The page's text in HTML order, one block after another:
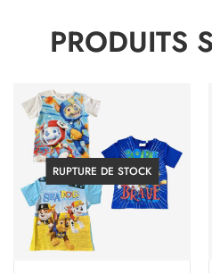
PRODUITS
RUPTURE DE STOCK